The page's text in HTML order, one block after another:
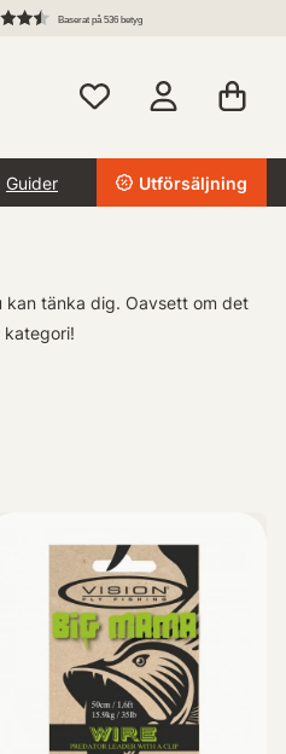
Baserat på 536 betyg
Guider Utförsäljning
tänka dig. Oavsett om det
kategori!